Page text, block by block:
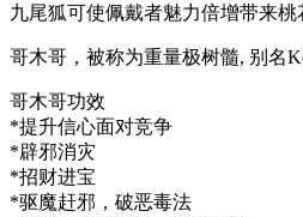
九尾狐可使佩戴者魅力倍增带来
哥木哥，被称为重量极树髓, 别名
哥木哥功效
*提升信心面对竞争
*辟邪消灾
*招财进宝
*驱魔赶邪，破恶毒法